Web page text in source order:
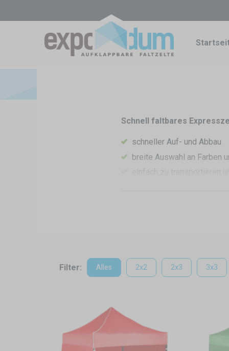
Schnell faltbares
schneller Auf- und Abbau
breite Auswahl an Farben
Hinterhof, am See oder auf
aufstellen und nach 5
Konstruktion
Die Expresszelte sind in vier
sich für eine Stahl-,
Filter: Alles 2x2 2x3 3x3